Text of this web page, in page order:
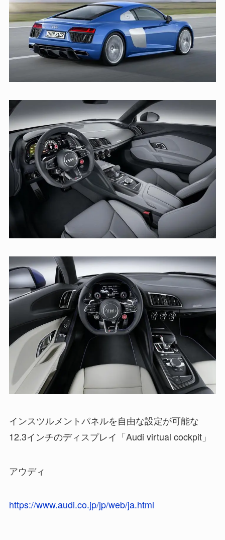
インスツルメントパネルを自由な設定が可能な
12.3インチのディスプレイ「Audi virtual cockpit」
アウディ
https://www.audi.co.jp/jp/web/ja.html